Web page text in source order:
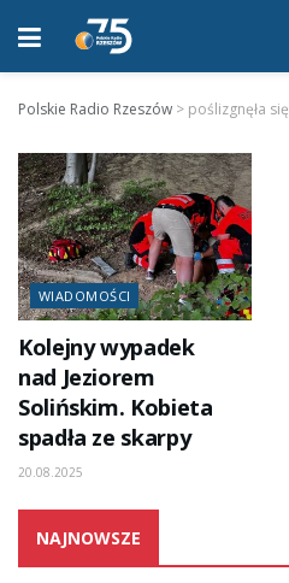
Polskie Radio Rzeszów > poślizgnęła się
WIADOMOŚCI
Kolejny wypadek
nad Jeziorem
Solińskim. Kobieta
spadła ze skarpy
20.08.2025
NAJNOWSZE